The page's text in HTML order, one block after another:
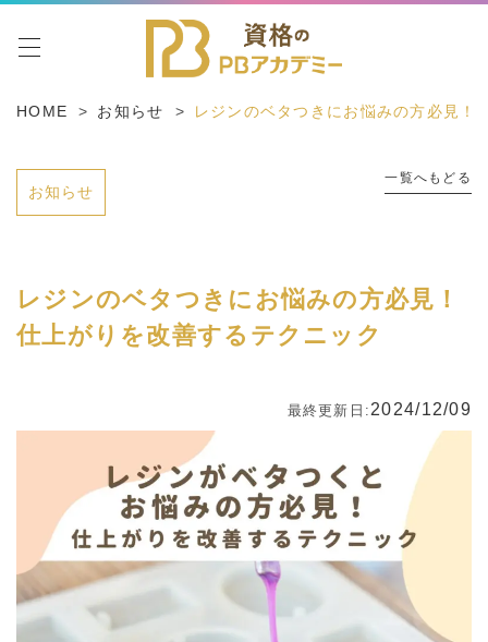
toggle navigation
HOME お知らせ レジンのベタつきにお悩みの方必見！
お知らせ
一覧へもどる
レジンのベタつきにお悩みの方必見！
仕上がりを改善するテクニック
最終更新日:2024/12/09